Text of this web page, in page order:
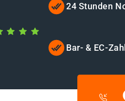
24 Stunden
Bar- & EC-